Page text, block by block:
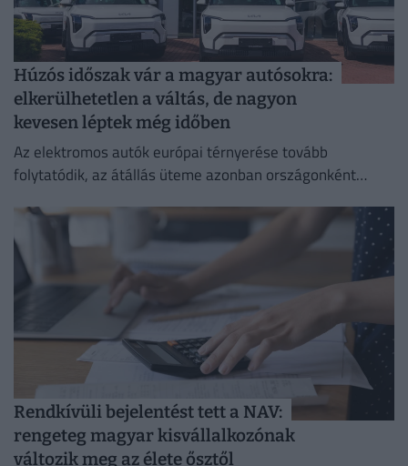
Húzós időszak vár a magyar autósokra:
elkerülhetetlen a váltás, de nagyon
kevesen léptek még időben
Az elektromos autók európai térnyerése tovább
folytatódik, az átállás üteme azonban országonként
Rendkívüli bejelentést tett a NAV:
rengeteg magyar kisvállalkozónak
változik meg az élete ősztől